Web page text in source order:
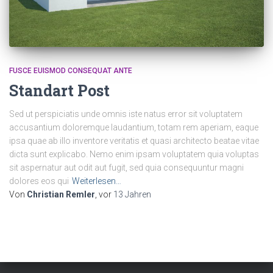
FUSCE EUISMOD CONSEQUAT ANTE
Standart Post
Sed ut perspiciatis unde omnis iste natus error sit voluptatem
accusantium doloremque laudantium, totam rem aperiam, eaque
ipsa quae ab illo inventore veritatis et quasi architecto beatae vitae
dicta sunt explicabo. Nemo enim ipsam voluptatem quia voluptas
sit aspernatur aut odit aut fugit, sed quia consequuntur magni
dolores eos qui Weiterlesen…
Von Christian Remler , vor 13 Jahren